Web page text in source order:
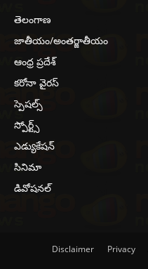
తెలంగాణ
జాతీయం/అంతర్జాతీయం
ఆంధ్ర ప్రదేశ్
కరోనా వైరస్
స్పెషల్స్
స్పోర్ట్స్
ఎడ్యుకేషన్
సినిమా
డివోషనల్
Disclaimer Privacy